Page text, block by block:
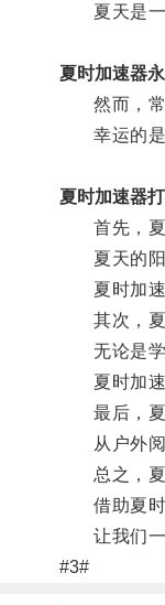
夏天是一
夏时加速器
然而，常
幸运的是
夏时加速器
首先，夏
夏天的阳
夏时加速
其次，夏
无论是学
夏时加速
最后，夏
从户外阅
总之，夏
借助夏时
让我们一
#3#